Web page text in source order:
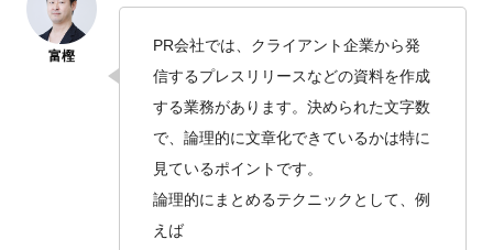
PR会社では、クライアント企業から発
信するプレスリリースなどの資料を作成
する業務があります。決められた文字数
で、論理的に文章化できているかは特に
見ているポイントです。
論理的にまとめるテクニックとして、例
えば